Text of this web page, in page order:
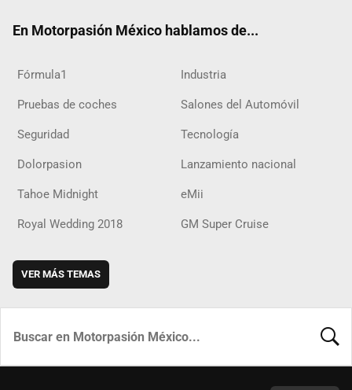
En Motorpasión México hablamos de...
Fórmula1 Industria
Pruebas de coches Salones del Automóvil
Seguridad Tecnología
Dolorpasion Lanzamiento nacional
Tahoe Midnight eMii
Royal Wedding 2018 GM Super Cruise
VER MÁS TEMAS